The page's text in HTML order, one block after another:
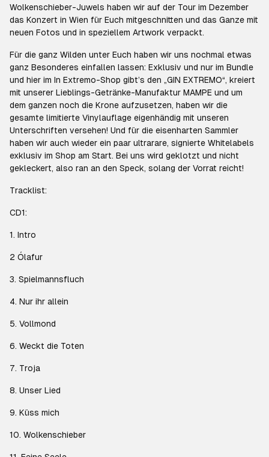
Wolkenschieber-Juwels haben wir auf der Tour im Dezember
das Konzert in Wien für Euch mitgeschnitten und das Ganze mit
neuen Fotos und in speziellem Artwork verpackt.
Für die ganz Wilden unter Euch haben wir uns nochmal etwas
ganz Besonderes einfallen lassen: Exklusiv und nur im Bundle
und hier im In Extremo-Shop gibt’s den „GIN EXTREMO“, kreiert
mit unserer Lieblings-Getränke-Manufaktur MAMPE und um
dem ganzen noch die Krone aufzusetzen, haben wir die
gesamte limitierte Vinylauflage eigenhändig mit unseren
Unterschriften versehen! Und für die eisenharten Sammler
haben wir auch wieder ein paar ultrarare, signierte Whitelabels
exklusiv im Shop am Start. Bei uns wird geklotzt und nicht
gekleckert, also ran an den Speck, solang der Vorrat reicht!
Tracklist:
CD1:
1. Intro
2 Ólafur
3. Spielmannsfluch
4. Nur ihr allein
5. Vollmond
6. Weckt die Toten
7. Troja
8. Unser Lied
9. Küss mich
10. Wolkenschieber